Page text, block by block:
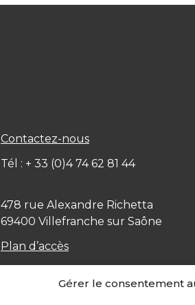
Gérer le consentement
Contactez-nous
Tél : + 33 (0)4 74 62 81 44
478 rue Alexandre Richetta
69400 Villefranche sur Saône
Plan d’accès